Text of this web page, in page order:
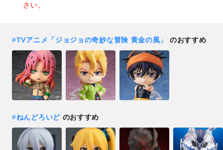
さい。
#TVアニメ「ジョジョの奇妙な冒険 黄金の風」 のおすすめ
#ねんどろいどのおすすめ